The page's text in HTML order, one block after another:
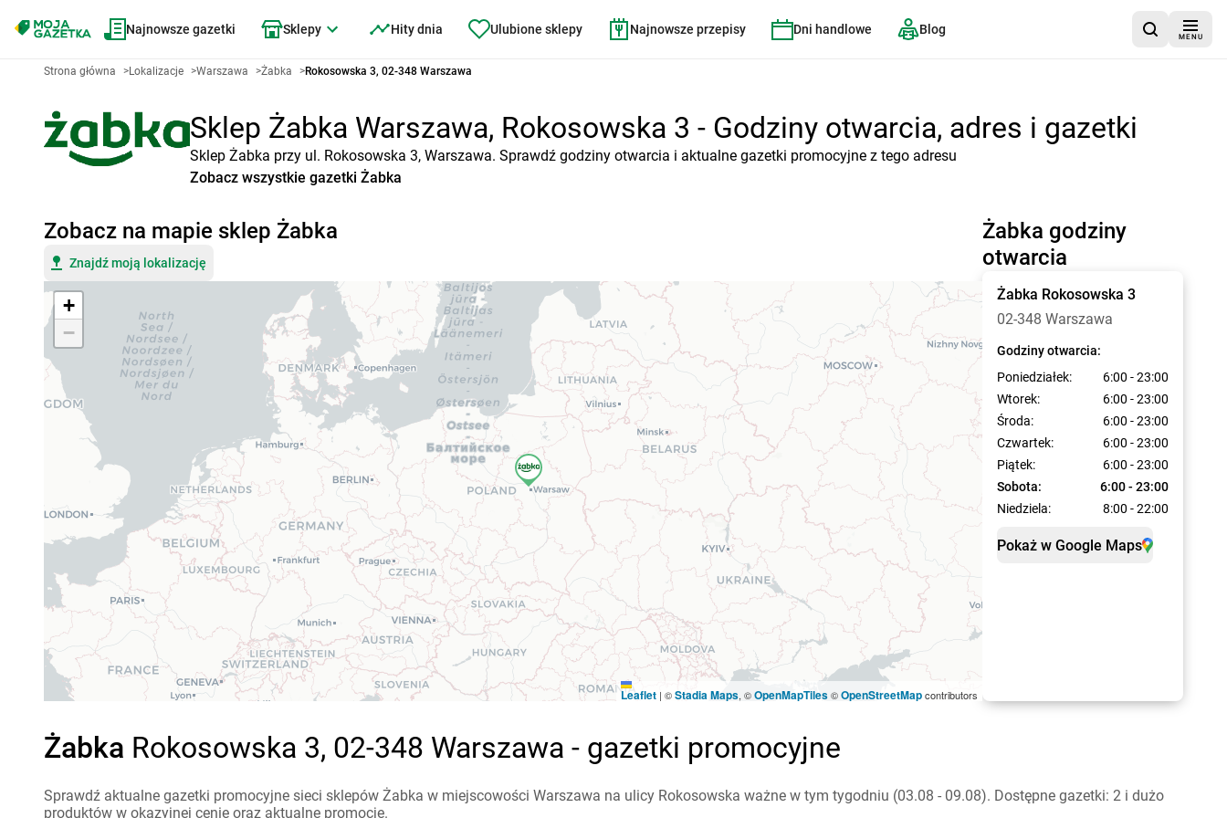
Najnowsze gazetki Sklepy Hity dnia Ulubione sklepy Najnowsze przepisy Dni handlowe Blog
MENU
Strona główna >Lokalizacje >Warszawa >Żabka >Rokosowska 3, 02-348 Warszawa
Sklep Żabka Warszawa, Rokosowska 3 - Godziny otwarcia, adres i gazetki
Sklep Żabka przy ul. Rokosowska 3, Warszawa. Sprawdź godziny otwarcia i aktualne gazetki promocyjne z tego adresu
Zobacz wszystkie gazetki Żabka
Żabka godziny
otwarcia
Żabka Rokosowska 3
02-348 Warszawa
Godziny otwarcia:
Poniedziałek:
6:00 - 23:00
Wtorek:
6:00 - 23:00
Środa:
6:00 - 23:00
Czwartek:
6:00 - 23:00
Piątek:
6:00 - 23:00
Sobota:
6:00 - 23:00
Niedziela:
8:00 - 22:00
Pokaż w Google Maps
Zobacz na mapie sklep Żabka
Znajdź moją lokalizację
+
−
Leaflet | ©Stadia Maps, ©OpenMapTiles©OpenStreetMapcontributors
Żabka Rokosowska 3, 02-348 Warszawa - gazetki promocyjne
Sprawdź aktualne gazetki promocyjne sieci sklepów Żabka w miejscowości Warszawa na ulicy Rokosowska ważne w tym tygodniu (03.08 - 09.08). Dostępne gazetki: 2 i dużo
produktów w okazyjnej cenie oraz aktualne promocje.